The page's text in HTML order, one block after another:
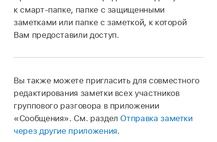
к смарт-папке, папке с защищенными
заметками или папке с заметкой, к которой
Вам предоставили доступ.
Вы также можете пригласить для совместного
редактирования заметки всех участников
группового разговора в приложении
«Сообщения». См. раздел Отправка заметки
через другие приложения.